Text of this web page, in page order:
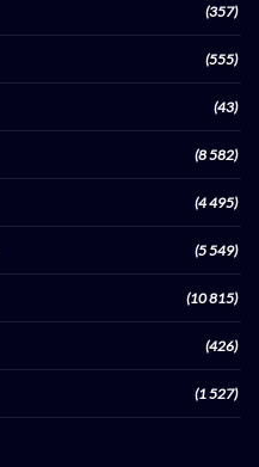
(357)
(555)
(43)
(8 582)
(4 495)
(5 549)
(10 815)
(426)
(1 527)